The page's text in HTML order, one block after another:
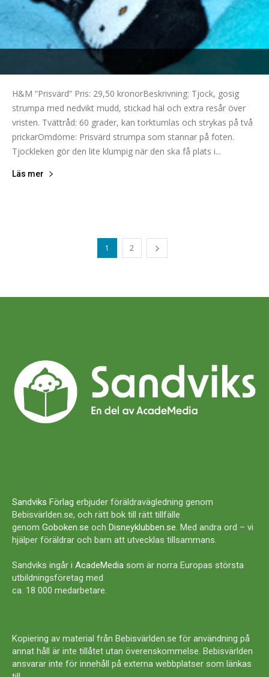
H&M ”Prisvärd” Pris: 29,50 kronorBeskrivning: Tjock, gosig
strumpa med nedvikt mudd, stickad häl och extra resår över
vristen. Tvättråd: 60 grader, kan torktumlas och strykas på två
prickarOmdöme: Prisvärd strumpa som stannar på foten.
Tjockleken gör den lite klumpig när den ska få plats i...
Läs mer
1 2
Sandviks Förlag erbjuder föräldravägledning genom
Bebisvärlden.se, och rätt bok till rätt tillfälle
genom Goboken.se och Disneyklubben.se. Med andra ord – vi
hjälper föräldrar och barn att utvecklas tillsammans.
Sandviks ingår i AcadeMedia som är norra Europas största
utbildningsföretag med
ca. 18 000 medarbetare.
Kopiering av material från Bebisvärlden.se för användning på
annat håll är inte tillåtet utan överenskommelse. Bebisvärlden
ansvarar inte för innehåll på externa webbplatser som länkas